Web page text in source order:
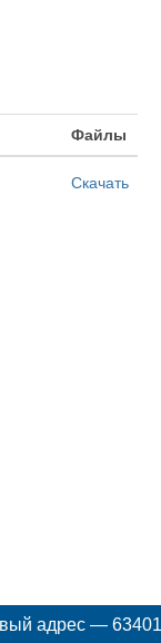
Файлы
Скачать
адрес —